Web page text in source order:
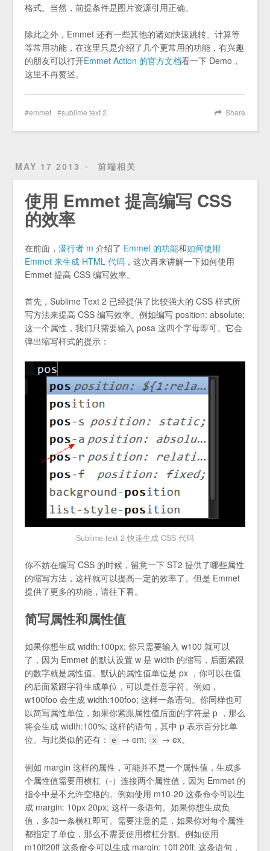
格式。当然，前提条件是图片资源引用正确。
除此之外，Emmet 还有一些其他的诸如快速跳转、计算等
等常用功能，在这里只是介绍了几个更常用的功能，有兴趣
的朋友可以打开Emmet Action 的官方文档看一下 Demo，
这里不再赘述。
Share
emmet sublime text 2
MAY 17 2013 前端相关
使用 Emmet 提高编写 CSS
的效率
在前面， 潜行者 m 介绍了 Emmet 的功能和如何使用
Emmet 来生成 HTML 代码 ，这次再来讲解一下如何使用
Emmet 提高 CSS 编写效率。
首先，Sublime Text 2 已经提供了比较强大的 CSS 样式所
写方法来提高 CSS 编写效率。例如编写 position: absolute;
这一个属性，我们只需要输入 posa 这四个字母即可。它会
弹出缩写样式的提示：
Sublime text 2 快速生成 CSS 代码
你不妨在编写 CSS 的时候，留意一下 ST2 提供了哪些属性
的缩写方法，这样就可以提高一定的效率了。但是 Emmet
提供了更多的功能，请往下看。
简写属性和属性值
如果你想生成 width:100px; 你只需要输入 w100 就可以
了，因为 Emmet 的默认设置 w 是 width 的缩写，后面紧跟
的数字就是属性值。默认的属性值单位是 px ，你可以在值
的后面紧跟字符生成单位，可以是任意字符。例如，
w100foo 会生成 width:100foo; 这样一条语句。你同样也可
以简写属性单位，如果你紧跟属性值后面的字符是 p ，那么
将会生成 width:100%; 这样的语句，其中 p 表示百分比单
位。与此类似的还有： e → em; x → ex。
例如 margin 这样的属性，可能并不是一个属性值，生成多
个属性值需要用横杠（-）连接两个属性值，因为 Emmet 的
指令中是不允许空格的。例如使用 m10-20 这条命令可以生
成 margin: 10px 20px; 这样一条语句。如果你想生成负
值，多加一条横杠即可。需要注意的是，如果你对每个属性
都指定了单位，那么不需要使用横杠分割。例如使用
m10ff20ff 这条命令可以生成 margin: 10ff 20ff; 这条语句，